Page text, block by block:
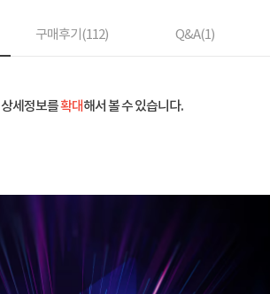
구매후기(112) Q&A(1)
상세정보를확대해서 볼 수 있습니다.